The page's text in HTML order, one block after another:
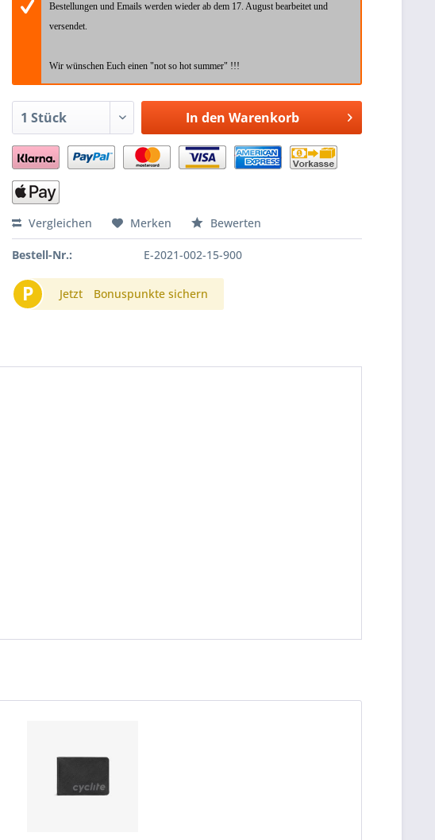
Bestellungen und Emails werden wieder ab dem 17. August bearbeitet und
versendet.
Wir wünschen Euch einen "not so hot summer" !!!
In den Warenkorb
Vergleichen Merken Bewerten
Bestell-Nr.: E-2021-002-15-900
P Jetzt Bonuspunkte sichern